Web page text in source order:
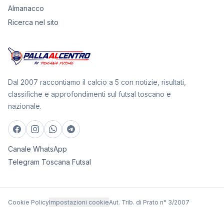
Almanacco
Ricerca nel sito
Dal 2007 raccontiamo il calcio a 5 con notizie, risultati,
classifiche e approfondimenti sul futsal toscano e
nazionale.
Canale WhatsApp
Telegram Toscana Futsal
Cookie PolicyImpostazioni cookieAut. Trib. di Prato n° 3/2007